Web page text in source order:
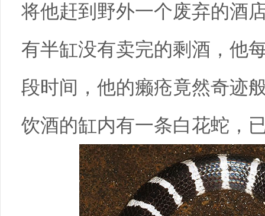
将他赶到野外一个废弃的酒
有半缸没有卖完的剩酒，他
段时间，他的癞疮竟然奇迹
饮酒的缸内有一条白花蛇，